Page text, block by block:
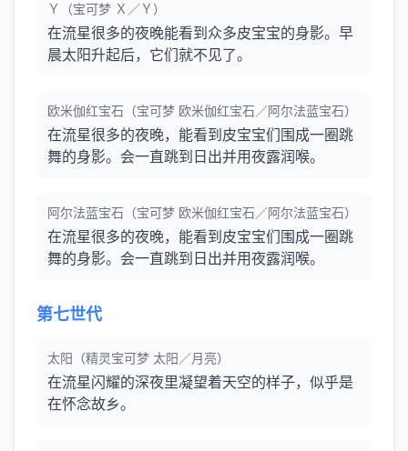
Ｙ（宝可梦 Ｘ／Ｙ）
在流星很多的夜晚能看到众多皮宝宝的身影。早
晨太阳升起后，它们就不见了。
欧米伽红宝石（宝可梦 欧米伽红宝石／阿尔法蓝宝石）
在流星很多的夜晚，能看到皮宝宝们围成一圈跳
舞的身影。会一直跳到日出并用夜露润喉。
阿尔法蓝宝石（宝可梦 欧米伽红宝石／阿尔法蓝宝石）
在流星很多的夜晚，能看到皮宝宝们围成一圈跳
舞的身影。会一直跳到日出并用夜露润喉。
第七世代
太阳（精灵宝可梦 太阳／月亮）
在流星闪耀的深夜里凝望着天空的样子，似乎是
在怀念故乡。